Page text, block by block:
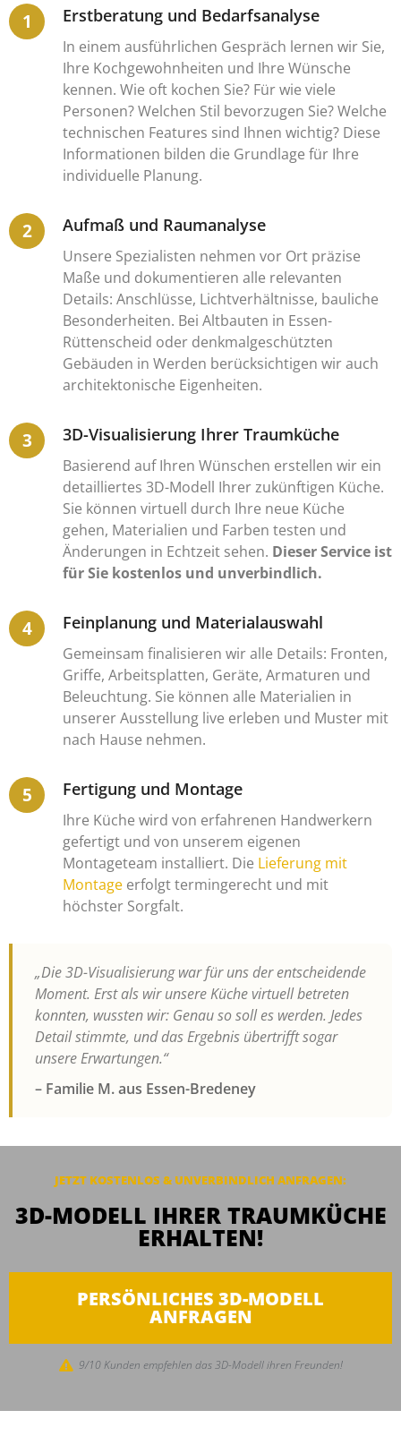
Erstberatung und Bedarfsanalyse
In einem ausführlichen Gespräch lernen wir Sie,
Ihre Kochgewohnheiten und Ihre Wünsche
kennen. Wie oft kochen Sie? Für wie viele
Personen? Welchen Stil bevorzugen Sie? Welche
technischen Features sind Ihnen wichtig? Diese
Informationen bilden die Grundlage für Ihre
individuelle Planung.
Aufmaß und Raumanalyse
Unsere Spezialisten nehmen vor Ort präzise
Maße und dokumentieren alle relevanten
Details: Anschlüsse, Lichtverhältnisse, bauliche
Besonderheiten. Bei Altbauten in Essen-
Rüttenscheid oder denkmalgeschützten
Gebäuden in Werden berücksichtigen wir auch
architektonische Eigenheiten.
3D-Visualisierung Ihrer Traumküche
Basierend auf Ihren Wünschen erstellen wir ein
detailliertes 3D-Modell Ihrer zukünftigen Küche.
Sie können virtuell durch Ihre neue Küche
gehen, Materialien und Farben testen und
Änderungen in Echtzeit sehen. Dieser Service ist
für Sie kostenlos und unverbindlich.
Feinplanung und Materialauswahl
Gemeinsam finalisieren wir alle Details: Fronten,
Griffe, Arbeitsplatten, Geräte, Armaturen und
Beleuchtung. Sie können alle Materialien in
unserer Ausstellung live erleben und Muster mit
nach Hause nehmen.
Fertigung und Montage
Ihre Küche wird von erfahrenen Handwerkern
gefertigt und von unserem eigenen
Montageteam installiert. Die Lieferung mit
Montage erfolgt termingerecht und mit
höchster Sorgfalt.
„Die 3D-Visualisierung war für uns der entscheidende
Moment. Erst als wir unsere Küche virtuell betreten
konnten, wussten wir: Genau so soll es werden. Jedes
Detail stimmte, und das Ergebnis übertrifft sogar
unsere Erwartungen.“
– Familie M. aus Essen-Bredeney
JETZT KOSTENLOS & UNVERBINDLICH ANFRAGEN:
3D-MODELL IHRER TRAUMKÜCHE
ERHALTEN!
PERSÖNLICHES 3D-MODELL
ANFRAGEN
9/10 Kunden empfehlen das 3D-Modell ihren Freunden!